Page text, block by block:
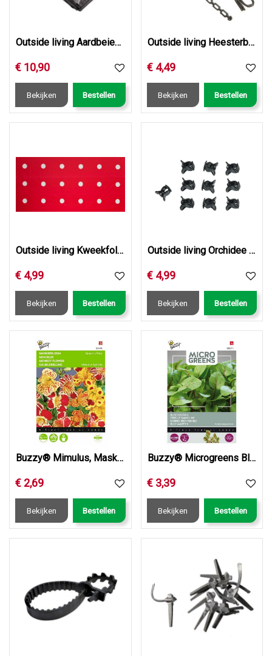
Outside living Aardbeienfolie geperfor. h1.40l10m
€ 10,90
Bekijken Bestellen
Outside living Heesterband l54cm 3st
€ 4,49
Bekijken Bestellen
Outside living Kweekfolie voor tomaten rd b0.95l5m
€ 4,99
Bekijken Bestellen
Outside living Orchidee clips 10st
€ 4,99
Bekijken Bestellen
Buzzy® Mimulus, Maskerbloem Queen’s Prize gemengd
€ 2,69
Bekijken Bestellen
Buzzy® Microgreens Bloedzuring
€ 3,39
Bekijken Bestellen